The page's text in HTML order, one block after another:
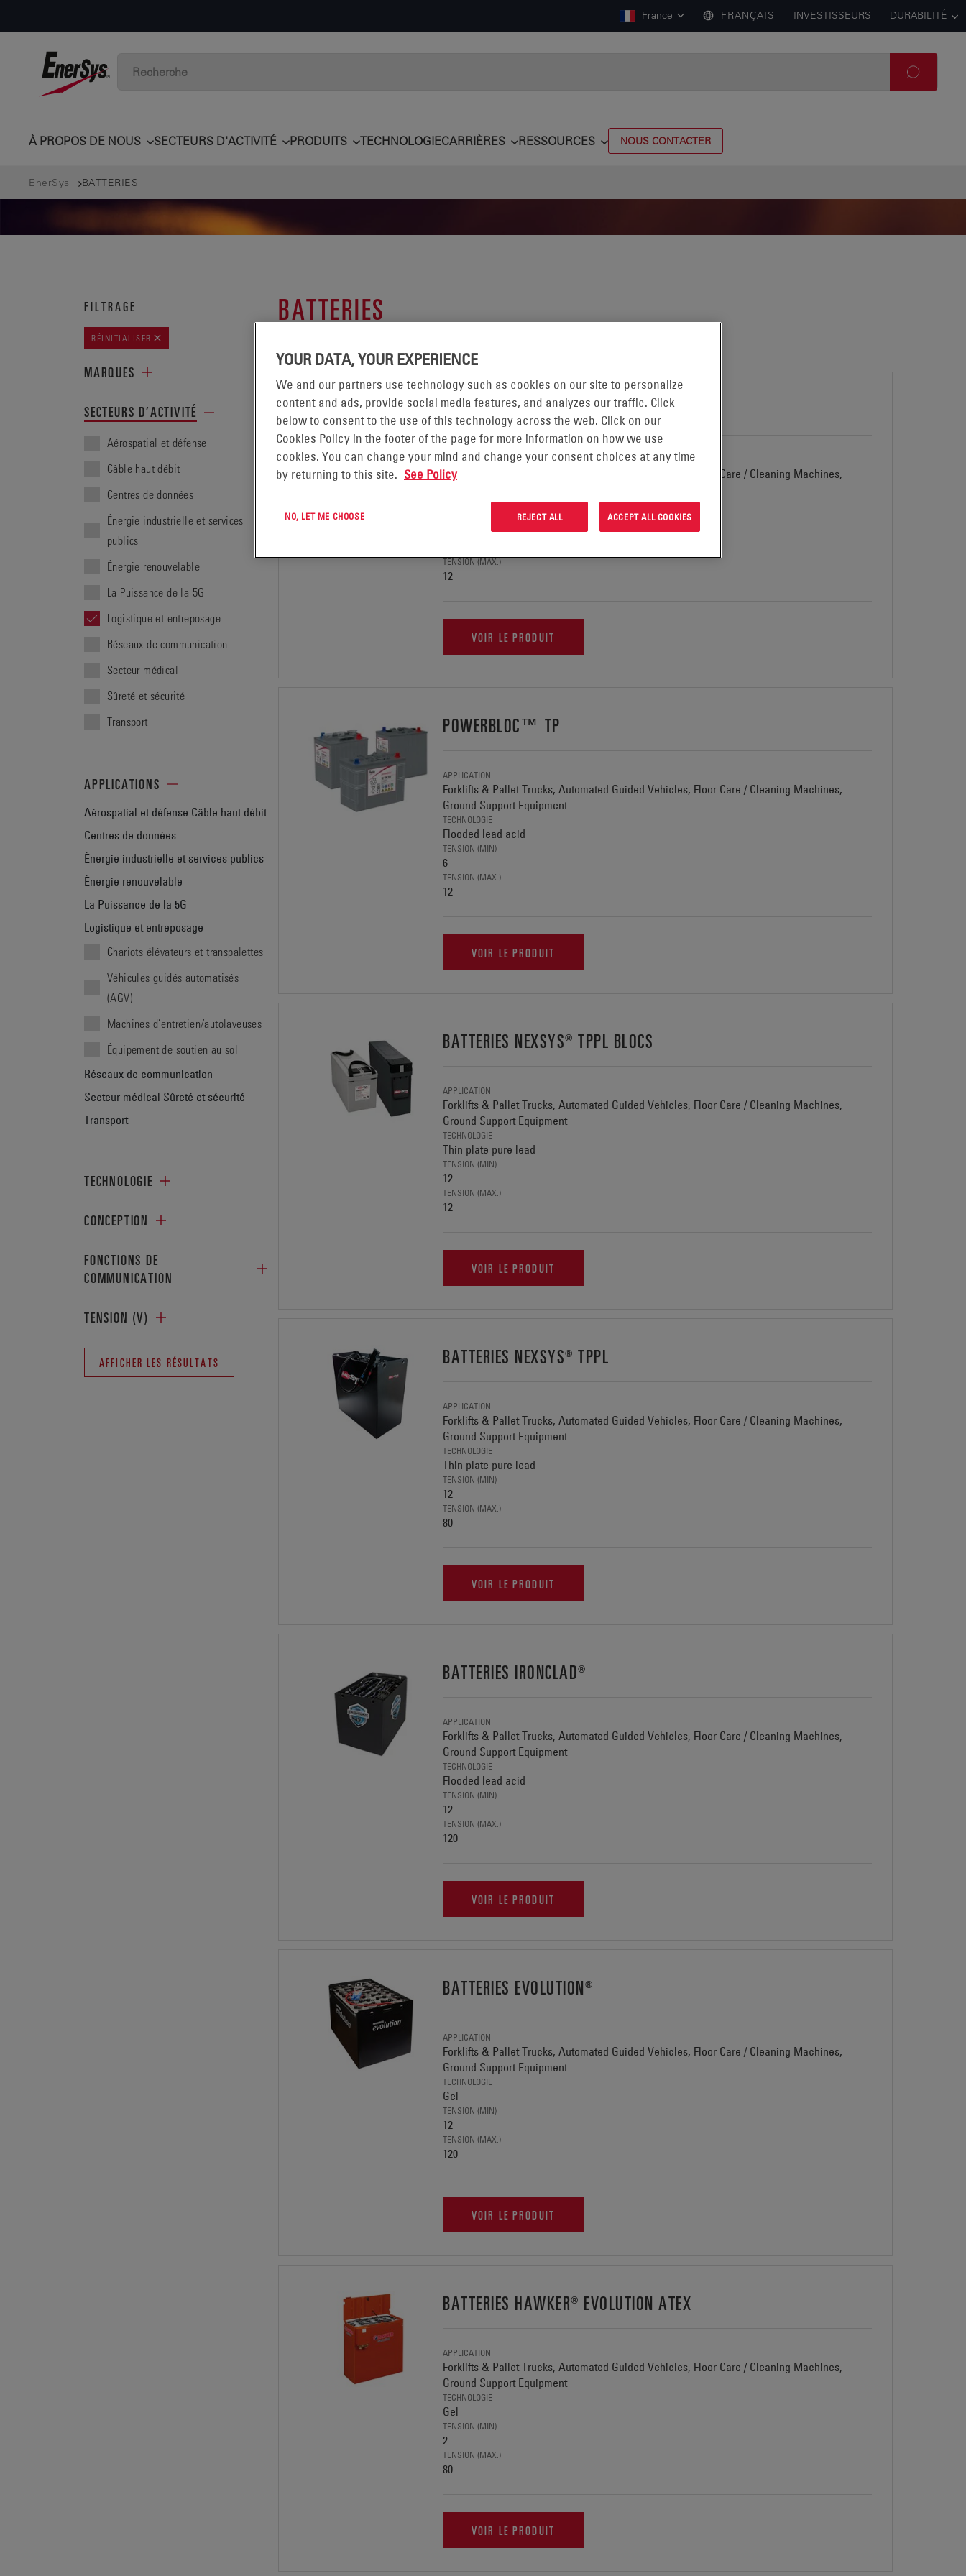
France FRANÇAIS INVESTISSEURS DURABILITÉ
À PROPOS DE NOUS SECTEURS D'ACTIVITÉ PRODUITS TECHNOLOGIECARRIÈRES RESSOURCES NOUS CONTACTER
EnerSys BATTERIES
FILTRAGE
RÉINITIALISER
MARQUES
SECTEURS D’ACTIVITÉ
Aérospatial et défense
Câble haut débit
Centres de données
Énergie industrielle et services
publics
Énergie renouvelable
La Puissance de la 5G
Logistique et entreposage
Réseaux de communication
Secteur médical
Sûreté et sécurité
Transport
APPLICATIONS
Aérospatial et défense Câble haut débit
Centres de données
Énergie industrielle et services publics
Énergie renouvelable
La Puissance de la 5G
Logistique et entreposage
Chariots élévateurs et transpalettes
Véhicules guidés automatisés
(AGV)
Machines d’entretien/autolaveuses
Équipement de soutien au sol
Réseaux de communication
Secteur médical Sûreté et sécurité
Transport
TECHNOLOGIE
CONCEPTION
FONCTIONS DE
COMMUNICATION
TENSION (V)
AFFICHER LES RÉSULTATS
BATTERIES
BATTERIES POWERBLOC™ DRY MFP
APPLICATION
Forklifts & Pallet Trucks, Automated Guided Vehicles, Floor Care / Cleaning Machines,
TECHNOLOGIE
TENSION (MIN)
TENSION (MAX.)
12
VOIR LE PRODUIT
POWERBLOC™ TP
APPLICATION
Forklifts & Pallet Trucks, Automated Guided Vehicles, Floor Care / Cleaning Machines,
Ground Support Equipment
TECHNOLOGIE
Flooded lead acid
TENSION (MIN)
6
TENSION (MAX.)
12
VOIR LE PRODUIT
BATTERIES NEXSYS® TPPL BLOCS
APPLICATION
Forklifts & Pallet Trucks, Automated Guided Vehicles, Floor Care / Cleaning Machines,
Ground Support Equipment
TECHNOLOGIE
Thin plate pure lead
TENSION (MIN)
12
TENSION (MAX.)
12
VOIR LE PRODUIT
BATTERIES NEXSYS® TPPL
APPLICATION
Forklifts & Pallet Trucks, Automated Guided Vehicles, Floor Care / Cleaning Machines,
Ground Support Equipment
TECHNOLOGIE
Thin plate pure lead
TENSION (MIN)
12
TENSION (MAX.)
80
VOIR LE PRODUIT
BATTERIES IRONCLAD®
APPLICATION
Forklifts & Pallet Trucks, Automated Guided Vehicles, Floor Care / Cleaning Machines,
Ground Support Equipment
TECHNOLOGIE
Flooded lead acid
TENSION (MIN)
12
TENSION (MAX.)
120
VOIR LE PRODUIT
BATTERIES EVOLUTION®
APPLICATION
Forklifts & Pallet Trucks, Automated Guided Vehicles, Floor Care / Cleaning Machines,
Ground Support Equipment
TECHNOLOGIE
Gel
TENSION (MIN)
12
TENSION (MAX.)
120
VOIR LE PRODUIT
BATTERIES HAWKER® EVOLUTION ATEX
APPLICATION
Forklifts & Pallet Trucks, Automated Guided Vehicles, Floor Care / Cleaning Machines,
Ground Support Equipment
TECHNOLOGIE
Gel
TENSION (MIN)
2
TENSION (MAX.)
80
VOIR LE PRODUIT
YOUR DATA, YOUR EXPERIENCE
We and our partners use technology such as cookies on our site to personalize
content and ads, provide social media features, and analyzes our traffic. Click
below to consent to the use of this technology across the web. Click on our
Cookies Policy in the footer of the page for more information on how we use
cookies. You can change your mind and change your consent choices at any time
by returning to this site. See Policy
NO, LET ME CHOOSE REJECT ALL ACCEPT ALL COOKIES